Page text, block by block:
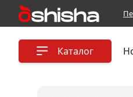
Каталог